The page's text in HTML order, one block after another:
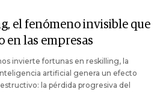
el fenómeno invisible que
en las empresas
invierte fortunas en reskilling, la
artificial genera un efecto
la pérdida progresiva del